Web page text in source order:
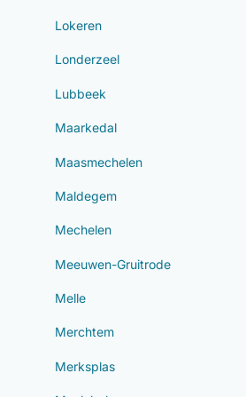
Lokeren
Londerzeel
Lubbeek
Maarkedal
Maasmechelen
Maldegem
Mechelen
Meeuwen-Gruitrode
Melle
Merchtem
Merksplas